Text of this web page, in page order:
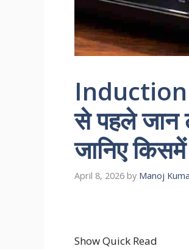
Induction
से पहले जान
जानिए किसमें
April 8, 2026 by Manoj
Show Quick Read